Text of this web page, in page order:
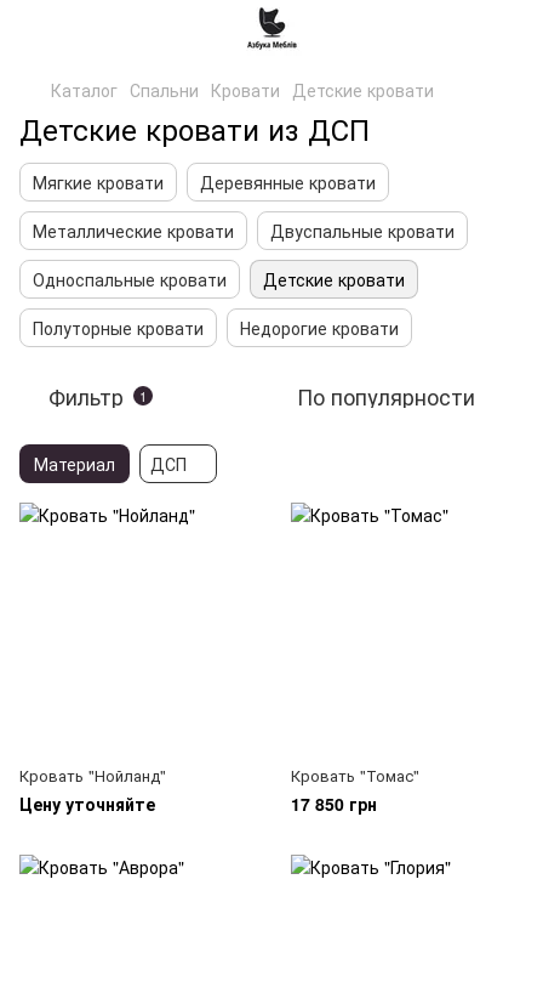
Каталог Спальни Кровати Детские кровати
Детские кровати из ДСП
Мягкие кровати
Деревянные кровати
Металлические кровати
Двуспальные кровати
Односпальные кровати
Детские кровати
Полуторные кровати
Недорогие кровати
Фильтр 1 По популярности
Материал ДСП
Кровать "Нойланд"
Цену уточняйте
Кровать "Томас"
17 850 грн